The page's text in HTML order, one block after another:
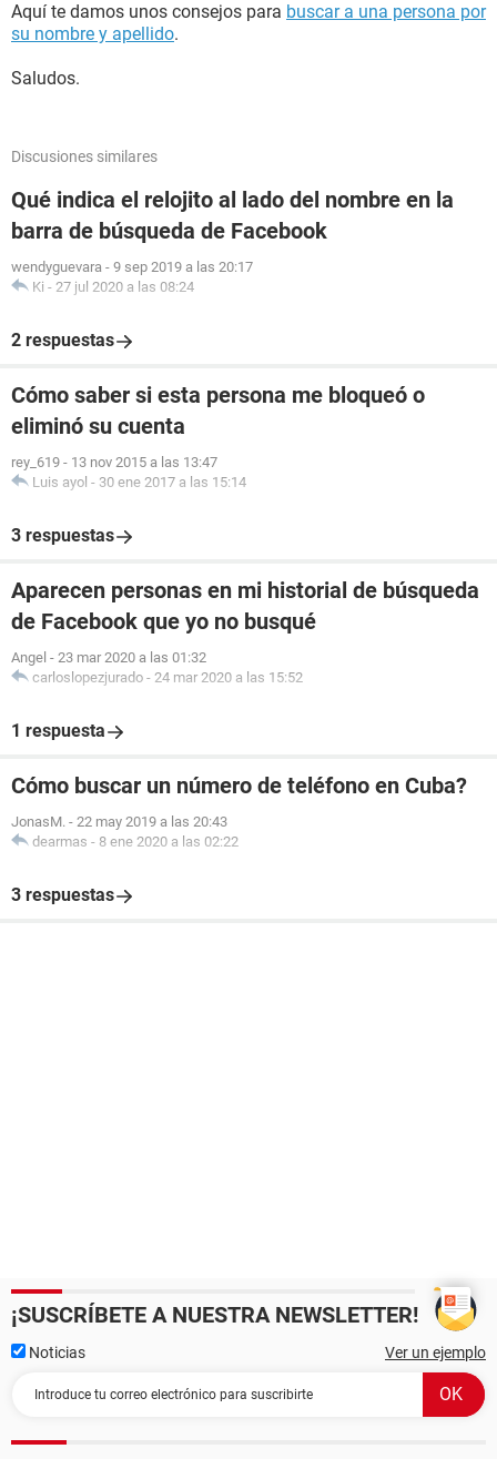
Aquí te damos unos consejos para buscar a una persona por
su nombre y apellido.
Saludos.
Discusiones similares
Qué indica el relojito al lado del nombre en la
barra de búsqueda de Facebook
wendyguevara - 9 sep 2019 a las 20:17
Ki - 27 jul 2020 a las 08:24
2 respuestas
Cómo saber si esta persona me bloqueó o
eliminó su cuenta
rey_619 - 13 nov 2015 a las 13:47
Luis ayol - 30 ene 2017 a las 15:14
3 respuestas
Aparecen personas en mi historial de búsqueda
de Facebook que yo no busqué
Angel - 23 mar 2020 a las 01:32
carloslopezjurado - 24 mar 2020 a las 15:52
1 respuesta
Cómo buscar un número de teléfono en Cuba?
JonasM. - 22 may 2019 a las 20:43
dearmas - 8 ene 2020 a las 02:22
3 respuestas
¡SUSCRÍBETE A NUESTRA NEWSLETTER!
Noticias Ver un ejemplo